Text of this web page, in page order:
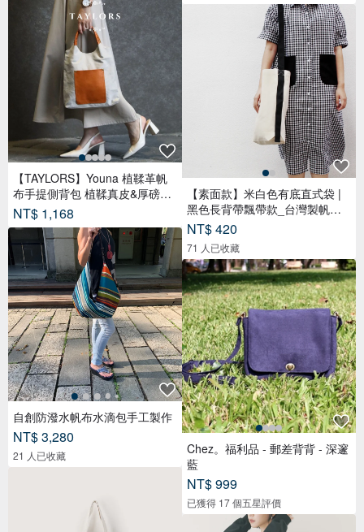
【TAYLORS】Youna 植鞣革帆
布手提側背包 植鞣真皮&厚磅帆
布
NT$ 1,168
自創防潑水帆布水滴包手工製作
NT$ 3,280
21 人已收藏
【素面款】米白色有底直式袋 |
黑色長背帶飄帶款_台灣製帆布
包
NT$ 420
71 人已收藏
Chez。福利品 - 郵差背背 - 深邃
藍
NT$ 999
已獲得 17 個五星評價